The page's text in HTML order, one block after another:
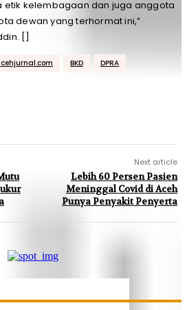
etik kelembagaan dan juga anggota
dewan yang terhormat ini,”
[]
BKD DPRA
Next article
Lebih 60 Persen Pasien
Meninggal Covid di Aceh
Punya Penyakit Penyerta